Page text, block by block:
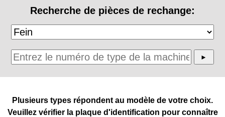
Recherche de pièces de rechange:
Plusieurs types répondent au modèle de votre choix.
Veuillez vérifier la plaque d'identification pour connaître